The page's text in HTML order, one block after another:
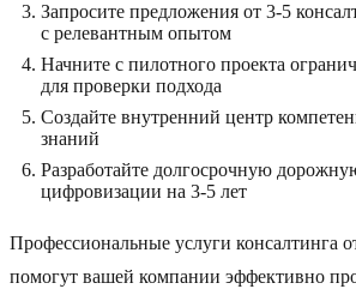
Запросите предложения от 3-5
с релевантным опытом
Начните с пилотного проекта
для проверки подхода
Создайте внутренний центр
знаний
Разработайте долгосрочную
цифровизации на 3-5 лет
Профессиональные услуги консалтинга
помогут вашей компании эффективно